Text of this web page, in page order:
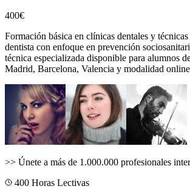
400€
Formación básica en clínicas dentales y
dentista con enfoque en prevención
técnica especializada disponible para alumnos
Madrid, Barcelona, Valencia y modalidad
>> Únete a más de 1.000.000 profesionales
400 Horas Lectivas